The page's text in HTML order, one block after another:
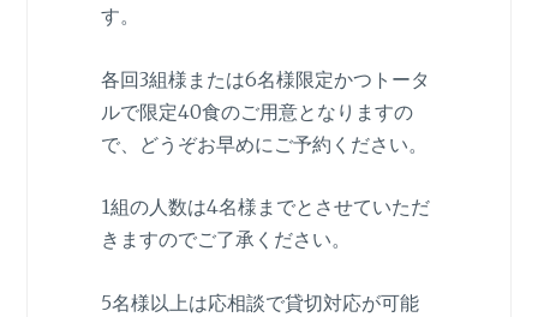
す。
各回3組様または6名様限定かつトータ
ルで限定40食のご用意となりますの
で、どうぞお早めにご予約ください。
1組の人数は4名様までとさせていただ
きますのでご了承ください。
5名様以上は応相談で貸切対応が可能